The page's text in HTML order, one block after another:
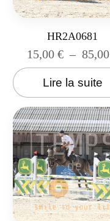
HR2A0681
15,00 € – 85,00
Lire la suite